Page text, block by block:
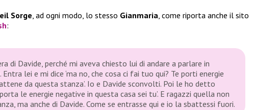
Sorge, ad ogni modo, lo stesso Gianmaria, come riporta anche il sito
:
di Davide, perché mi aveva chiesto lui di andare a parlare in
lei e mi dice ‘ma no, che cosa ci fai tuo qui? Te porti energie
da questa stanza’. Io e Davide sconvolti. Poi le ho detto
le energie negative in questa casa sei tu’. E ragazzi quella non
ma anche di Davide. Come se entrasse qui e io la sbattessi fuori.